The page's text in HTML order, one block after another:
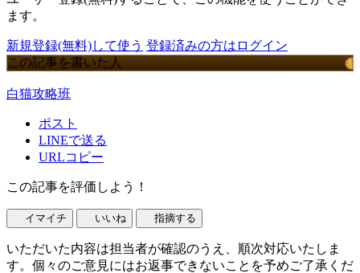
ます。
新規登録(無料)して使う 登録済みの方はログイン
この記事を書いた人
白猫攻略班
ポスト
LINEで送る
URLコピー
この記事を評価しよう！
イマイチ いいね 指摘する
いただいた内容は担当者が確認のうえ、順次対応いたしま
す。個々のご意見にはお返事できないことを予めご了承くだ